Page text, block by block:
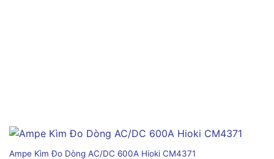
Ampe Kìm Đo Dòng AC/DC 600A Hioki CM4371